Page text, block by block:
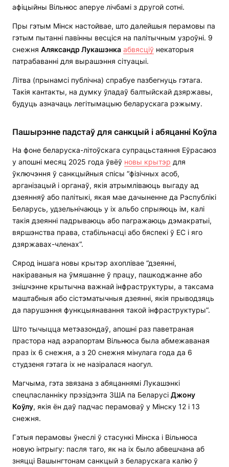
афіцыйны Вільнюс аперуе лічбамі з другой сотні.
Пры гэтым Мінск настойвае, што далейшыя перамовы па
гэтым пытанні павінны весціся на палітычным узроўні. 9
снежня Аляксандр Лукашэнка абвясціў некаторыя
патрабаванні для вырашэння сітуацыі.
Літва (прынамсі публічна) спрабуе пазбегнуць гэтага.
Такія кантакты, на думку ўладаў балтыйскай дзяржавы,
будуць азначаць легітымацыю беларускага рэжыму.
Пашырэнне падстаў для санкцый і абяцанні Коўла
На фоне беларуска-літоўскага супрацьстаяння Еўрасаюз
у апошні месяц 2025 года ўвёў новы крытэр для
ўключэння ў санкцыйныя спісы “фізічных асоб,
арганізацый і органаў, якія атрымліваюць выгаду ад
дзеянняў або палітыкі, якая мае дачыненне да Рэспублікі
Беларусь, удзельнічаюць у іх альбо спрыяюць ім, калі
такія дзеянні падрываюць або пагражаюць дэмакратыі,
вяршэнства права, стабільнасці або бяспекі ў ЕС і яго
дзяржавах-членах“.
Сярод іншага новы крытэр ахоплівае “дзеянні,
накіраваныя на ўмяшанне ў працу, пашкоджанне або
знішчэнне крытычна важнай інфраструктуры, а таксама
маштабныя або сістэматычныя дзеянні, якія прыводзяць
да парушэння функцыянавання такой інфраструктуры“.
Што тычыцца метэазондаў, апошні раз паветраная
прастора над аэрапортам Вільнюса была абмежаваная
праз іх 6 снежня, а з 20 снежня мінулага года да 6
студзеня гэтага іх не назіралася наогул.
Магчыма, гэта звязана з абяцаннямі Лукашэнкі
спецпасланніку прэзідэнта ЗША па Беларусі Джону
Коўлу, якія ён даў падчас перамоваў у Мінску 12 і 13
снежня.
Гэтыя перамовы ўнеслі ў стасункі Мінска і Вільнюса
новую інтрыгу: пасля таго, як на іх было абвешчана аб
зняцці Вашынгтонам санкцый з беларускага калію ў